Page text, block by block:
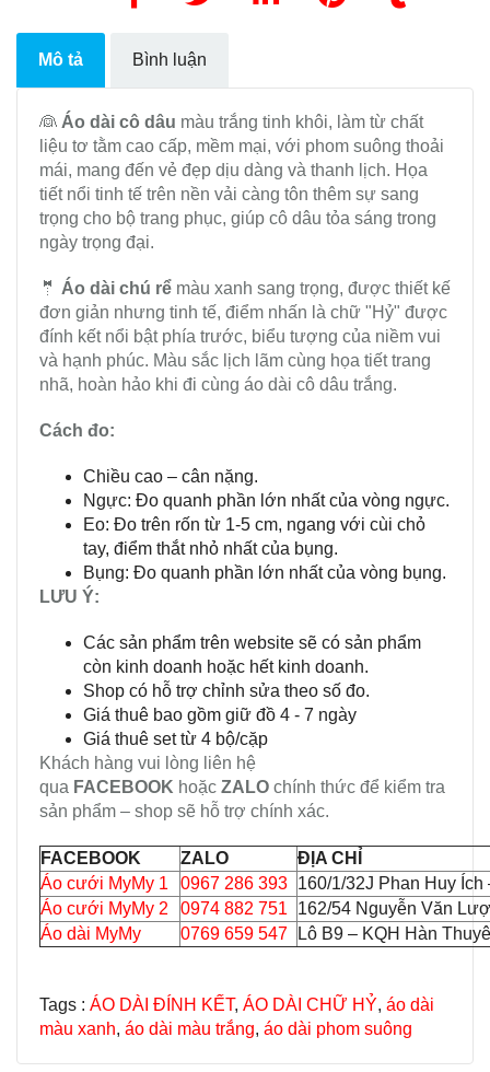
Mô tả Bình luận
👰 Áo dài cô dâu màu trắng tinh khôi, làm từ chất
liệu tơ tằm cao cấp, mềm mại, với phom suông thoải
mái, mang đến vẻ đẹp dịu dàng và thanh lịch. Họa
tiết nổi tinh tế trên nền vải càng tôn thêm sự sang
trọng cho bộ trang phục, giúp cô dâu tỏa sáng trong
ngày trọng đại.
🤵 Áo dài chú rể màu xanh sang trọng, được thiết kế
đơn giản nhưng tinh tế, điểm nhấn là chữ "Hỷ" được
đính kết nổi bật phía trước, biểu tượng của niềm vui
và hạnh phúc. Màu sắc lịch lãm cùng họa tiết trang
nhã, hoàn hảo khi đi cùng áo dài cô dâu trắng.
Cách đo:
Chiều cao – cân nặng.
Ngực: Đo quanh phần lớn nhất của vòng ngực.
Eo: Đo trên rốn từ 1-5 cm, ngang với cùi chỏ
tay, điểm thắt nhỏ nhất của bụng.
Bụng: Đo quanh phần lớn nhất của vòng bụng.
LƯU Ý:
Các sản phẩm trên website sẽ có sản phẩm
còn kinh doanh hoặc hết kinh doanh.
Shop có hỗ trợ chỉnh sửa theo số đo.
Giá thuê bao gồm giữ đồ 4 - 7 ngày
Giá thuê set từ 4 bộ/cặp
Khách hàng vui lòng liên hệ
qua FACEBOOK hoặc ZALO chính thức để kiểm tra
sản phẩm – shop sẽ hỗ trợ chính xác.
FACEBOOK ZALO
ĐỊA CHỈ
Áo cưới MyMy 1
0967 286 393 160/1/32J Phan Huy
Áo cưới MyMy 2
0974 882 751
162/54 Nguyễn Văn
Áo dài MyMy
0769 659 547 Lô B9 – KQH Hàn
Tags : ÁO DÀI ĐÍNH KẾT, ÁO DÀI CHỮ HỶ, áo dài
màu xanh, áo dài màu trắng, áo dài phom suông